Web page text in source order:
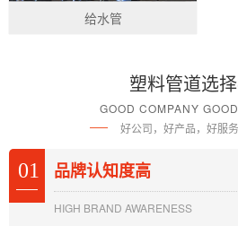
给水管
塑料管道选
GOOD COMPANY
好公司，好产品，好服
01 品牌认知度高
HIGH BRAND AWARENESS